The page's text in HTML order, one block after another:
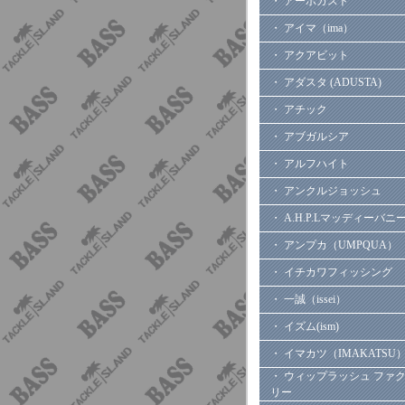
・ アイマ（ima）
・ アクアビット
・ アダスタ (ADUSTA)
・ アチック
・ アブガルシア
・ アルフハイト
・ アンクルジョッシュ
・ A.H.P.Lマッディーバニー
・ アンプカ（UMPQUA）
・ イチカワフィッシング
・ 一誠（issei）
・ イズム(ism)
・ イマカツ（IMAKATSU）
・ ウィップラッシュ ファ
リー